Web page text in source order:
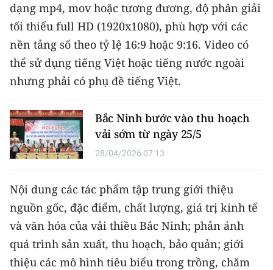
54 DÂN TỘC VIỆT NAM
CHƯƠNG TRÌNH OCOP - MỖI XÃ
MỘT SẢN PHẨM
MEDIA CENTER
E-Magazine
Media Chính trị
Media Kinh tế
Media Văn hóa
dạng mp4, mov hoặc tương đương, độ phân giải
tối thiểu full HD (1920x1080), phù hợp với các
nền tảng số theo tỷ lệ 16:9 hoặc 9:16. Video có
thể sử dụng tiếng Việt hoặc tiếng nước ngoài
nhưng phải có phụ đề tiếng Việt.
Bắc Ninh bước vào thu hoạch
vải sớm từ ngày 25/5
28/04/2026 07:13
Nội dung các tác phẩm tập trung giới thiệu
nguồn gốc, đặc điểm, chất lượng, giá trị kinh tế
và văn hóa của vải thiều Bắc Ninh; phản ánh
quá trình sản xuất, thu hoạch, bảo quản; giới
thiệu các mô hình tiêu biểu trong trồng, chăm